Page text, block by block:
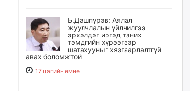
Б.Дашпүрэв: Аялал
жуулчлалын үйлчилгээ
эрхэлдэг иргэд таних
тэмдгийн хүрээгээр
шатахууныг хязгаарлалтгүй
авах боломжтой
17 цагийн өмнө